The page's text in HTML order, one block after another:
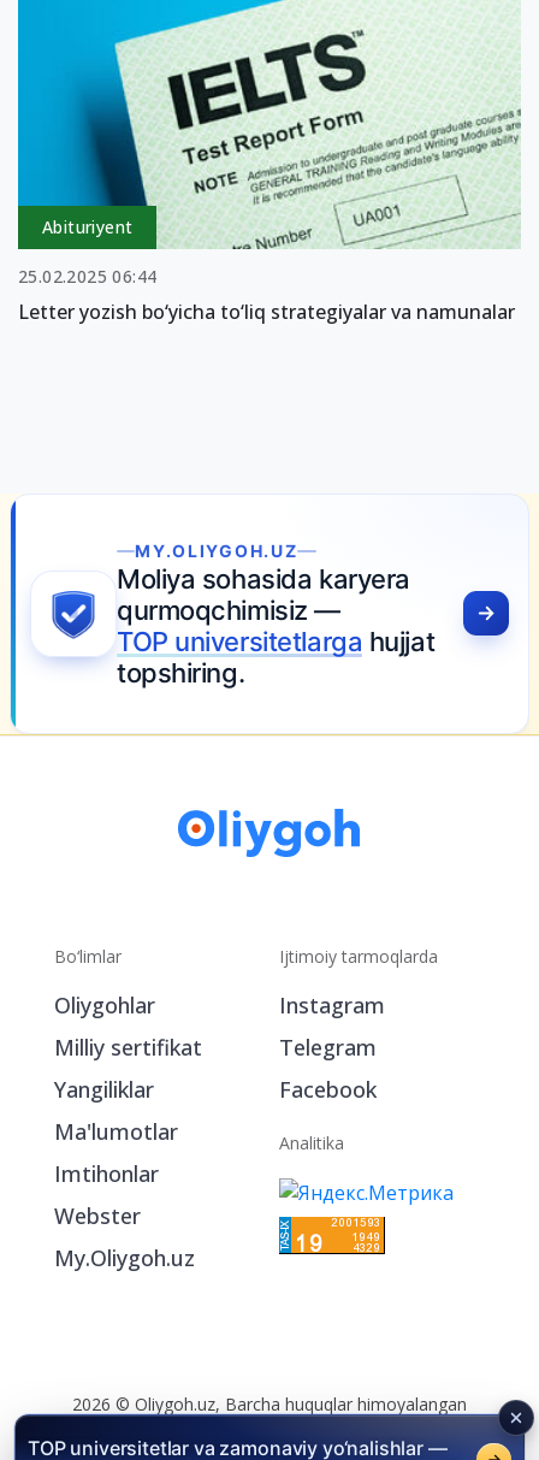
Abituriyent
25.02.2025 06:44
Letter yozish bo‘yicha to‘liq strategiyalar va namunalar
MY.OLIYGOH.UZ
Moliya sohasida karyera
qurmoqchimisiz —
TOP universitetlarga hujjat
topshiring.
Bo‘limlar
Oliygohlar
Milliy sertifikat
Yangiliklar
Ma'lumotlar
Imtihonlar
Webster
My.Oliygoh.uz
Ijtimoiy tarmoqlarda
Instagram
Telegram
Facebook
Analitika
2026 © Oliygoh.uz, Barcha huquqlar himoyalangan
Reklama /Foydalanish shartlari
TOP universitetlar va zamonaviy yo‘nalishlar —